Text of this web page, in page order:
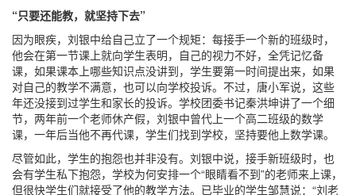
“只要还能教，就坚持下去”
因为眼疾，刘银中给自己立了一个规矩：每接手一个新的班级时，
他会在第一节课上就向学生表明，自己的视力不好，全凭记忆备
课，如果课本上哪些知识点没讲到，学生要第一时间提出来，如果
对自己的教学不满意，也可以向学校投诉。不过，唐小军说，这些
年还没接到过学生和家长的投诉。学校团委书记秦洪坤讲了一个细
节，两年前一个老师休产假，刘银中曾代上一个高二班级的数学
课，一年后当他不再代课，学生们找到学校，坚持要他上数学课。
尽管如此，学生的抱怨也并非没有。刘银中说，接手新班级时，也
会有学生私下抱怨，学校为何安排一个“眼睛看不到”的老师来上课，
但很快学生们就接受了他的教学方法。已毕业的学生邹慧说：“刘老